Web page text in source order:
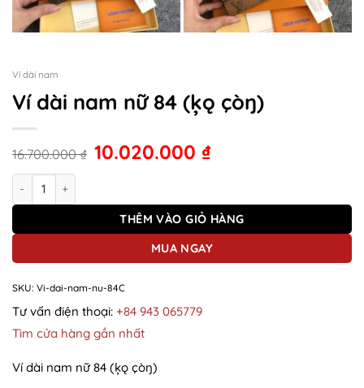
Ví dài nam
Ví dài nam nữ 84 (ķǫ çòŋ)
16.700.000₫ 10.020.000 ₫
Ví dài nam nữ 84 (ķǫ çòŋ) số lượng
THÊM VÀO GIỎ HÀNG
MUA NGAY
SKU: Vi-dai-nam-nu-84C
Tư vấn điện thoại: +84 943 065779
Tìm cửa hàng gần nhất
Ví dài nam nữ 84 (ķǫ çòŋ)